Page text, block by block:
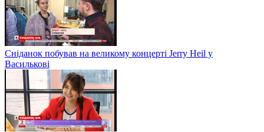
Сніданок побував на великому концерті Jerry Heil у
Василькові